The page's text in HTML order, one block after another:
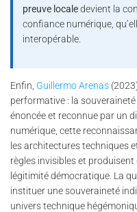
preuve localedevient la
confiance numérique,
interopérable.
Enfin, Guillermo Arenas
performative : la souveraineté
énoncée et reconnue par un
numérique, cette
les architectures techniques
règles invisibles et
légitimité démocratique. La
instituer une souveraineté
univers technique